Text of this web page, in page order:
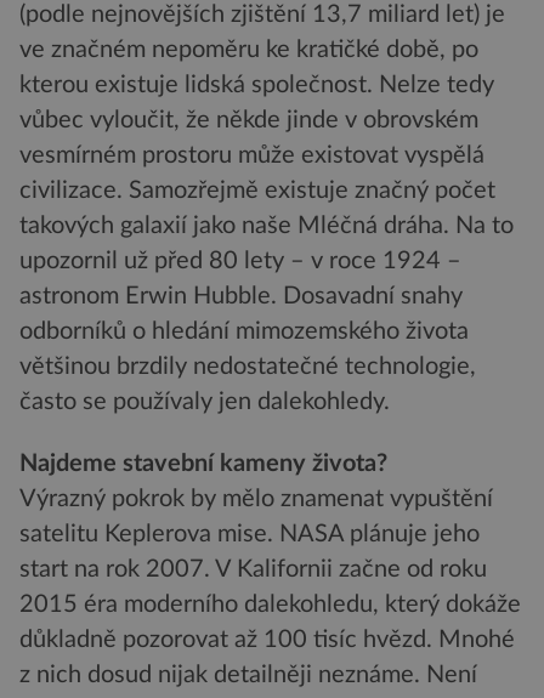
(podle nejnovějších zjištění 13,7 miliard let) je
ve značném nepoměru ke kratičké době, po
kterou existuje lidská společnost. Nelze tedy
vůbec vyloučit, že někde jinde v obrovském
vesmírném prostoru může existovat vyspělá
civilizace. Samozřejmě existuje značný počet
takových galaxií jako naše Mléčná dráha. Na to
upozornil už před 80 lety – v roce 1924 –
astronom Erwin Hubble. Dosavadní snahy
odborníků o hledání mimozemského života
většinou brzdily nedostatečné technologie,
často se používaly jen dalekohledy.
Najdeme stavební kameny života?
Výrazný pokrok by mělo znamenat vypuštění
satelitu Keplerova mise. NASA plánuje jeho
start na rok 2007. V Kalifornii začne od roku
2015 éra moderního dalekohledu, který dokáže
důkladně pozorovat až 100 tisíc hvězd. Mnohé
z nich dosud nijak detailněji neznáme. Není